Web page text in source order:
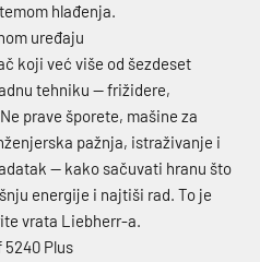
hlađenja.
uređaju
koji već više od šezdeset
tehniku — frižidere,
prave šporete, mašine za
pažnja, istraživanje i
— kako sačuvati hranu što
energije i najtiši rad. To je
vrata Liebherr-a.
5240 Plus